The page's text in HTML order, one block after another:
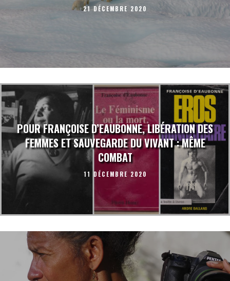
21 DÉCEMBRE 2020
POUR FRANÇOISE D’EAUBONNE, LIBÉRATION DES
FEMMES ET SAUVEGARDE DU VIVANT : MÊME
COMBAT
11 DÉCEMBRE 2020